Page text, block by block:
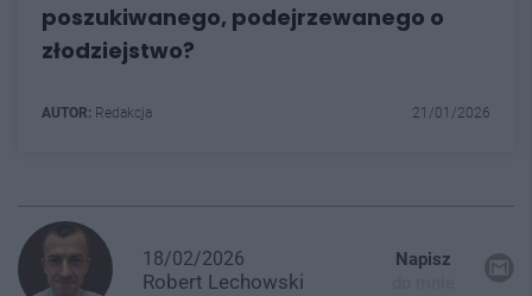
poszukiwanego, podejrzewanego o
złodziejstwo?
AUTOR: Redakcja 21/01/2026
18/02/2026
Robert Lechowski
Napisz